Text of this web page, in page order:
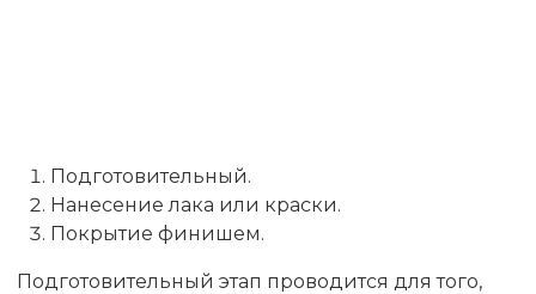
Подготовительный.
Нанесение лака или краски.
Покрытие финишем.
Подготовительный этап проводится для того,